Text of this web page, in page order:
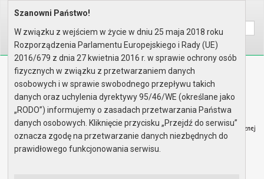
Home Informacje
A
Biuletyn Informacji Publicznej
Urząd Miasta i Gminy w Gryfinie
Szanowni Państwo!
W związku z wejściem w życie w dniu 25 maja 2018 roku
Rozporządzenia Parlamentu Europejskiego i Rady (UE)
2016/679 z dnia 27 kwietnia 2016 r. w sprawie ochrony osób
fizycznych w związku z przetwarzaniem danych
osobowych i w sprawie swobodnego przepływu takich
danych oraz uchylenia dyrektywy 95/46/WE (określane jako
„RODO”) informujemy o zasadach przetwarzania Państwa
danych osobowych. Kliknięcie przycisku „Przejdź do serwisu”
oznacza zgodę na przetwarzanie danych niezbędnych do
prawidłowego funkcjonowania serwisu.